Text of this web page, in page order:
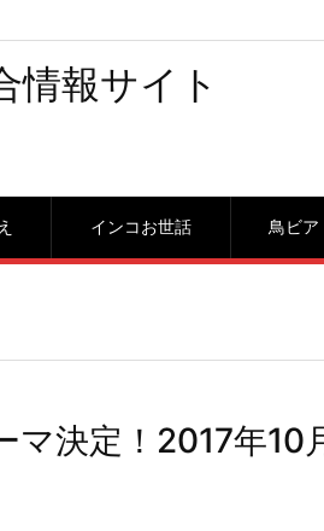
情報サイト
インコお世話 鳥ビア
決定！2017年10